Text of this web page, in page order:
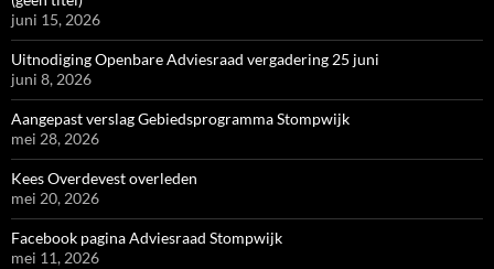
juni 15, 2026
Uitnodiging Openbare Adviesraad vergadering 25 juni
juni 8, 2026
Aangepast verslag Gebiedsprogramma Stompwijk
mei 28, 2026
Kees Overdevest overleden
mei 20, 2026
Facebook pagina Adviesraad Stompwijk
mei 11, 2026